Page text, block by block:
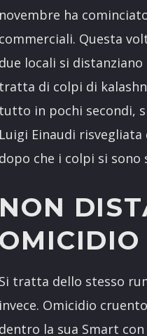
novembre ha
commerciali. Questa
due locali si
tratta di colpi di
tutto in pochi secondi,
Luigi Einaudi
dopo che i colpi si
NON
OMICIDIO
Si tratta dello stesso
invece. Omicidio
dentro la sua Smart